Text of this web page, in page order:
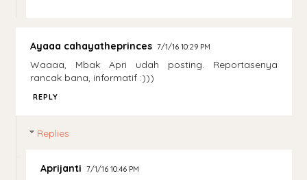
Ayaaa cahayatheprinces 7/1/16 10:29 PM
Waaaa, Mbak Apri udah posting. Reportasenya
rancak bana, informatif :)))
REPLY
Replies
Aprijanti 7/1/16 10:46 PM